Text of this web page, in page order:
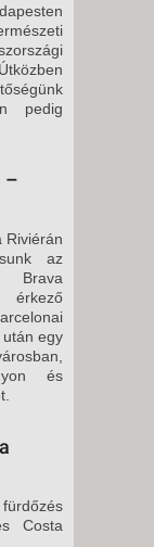
pedig
–
Riviérán
az
Brava
érkező
egy
és
Costa